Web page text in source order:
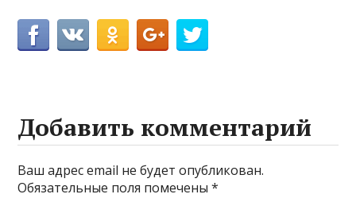
Добавить комментарий
Ваш адрес email не будет опубликован.
Обязательные поля помечены*